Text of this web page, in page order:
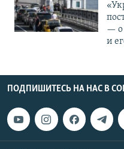
— о
и
ПОДПИШИТЕСЬ НА НАС В